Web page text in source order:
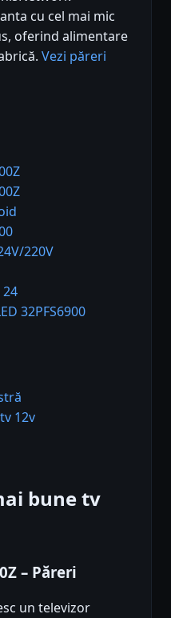
cu cel mai mic
oferind alimentare
Vezi păreri
220V
24
32PFS6900
12v
bune tv
– Păreri
un televizor